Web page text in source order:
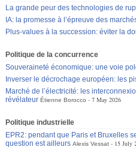
La grande peur des technologies de
IA: la promesse à l’épreuve des
Plus-values à la succession: éviter la
Politique de la concurrence
Souveraineté économique: une voie
Inverser le décrochage européen: les
Marché de l’électricité: les
révélateur Étienne Borocco 7 May 2026
Politique industrielle
EPR2: pendant que Paris et Bruxelles
question est ailleurs Alexis Vessat 15 July